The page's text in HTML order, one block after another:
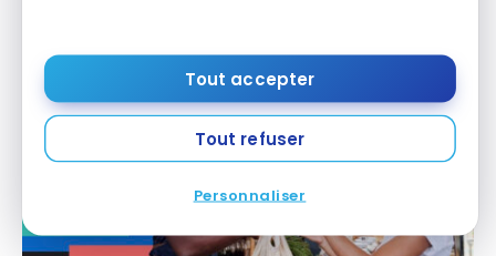
Tout accepter
Tout refuser
Personnaliser